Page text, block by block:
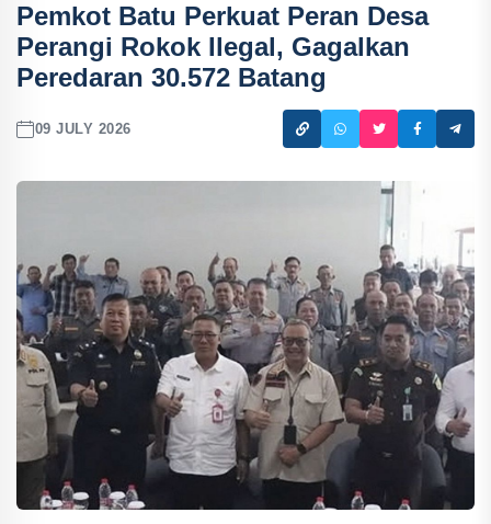
Pemkot Batu Perkuat Peran Desa
Perangi Rokok Ilegal, Gagalkan
Peredaran 30.572 Batang
09 JULY 2026